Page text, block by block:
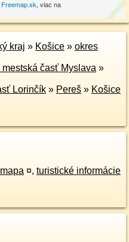
Freemap.sk, viac na
kraj » Košice » okres
mestská časť Myslava »
Lorinčík » Pereš » Košice
¤, turistické informácie